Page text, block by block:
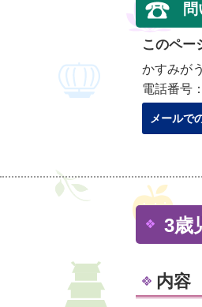
このペー
かすみが
電話番号
メールで
3歳
内容